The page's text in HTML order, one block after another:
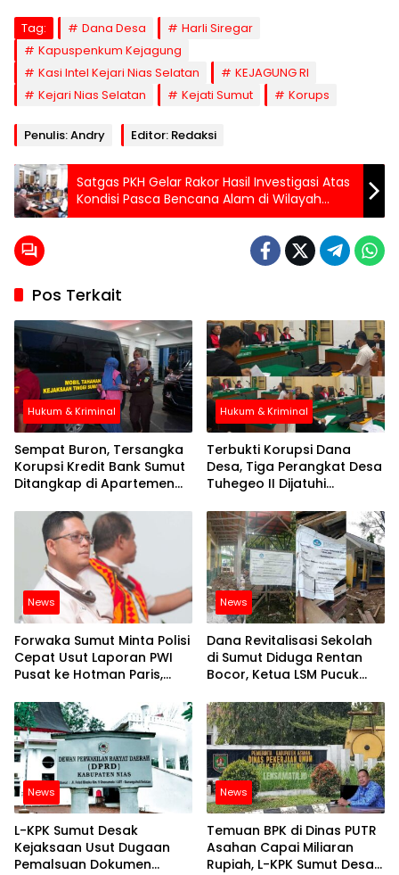
Tag: Dana Desa
Harli Siregar
Kapuspenkum Kejagung
Kasi Intel Kejari Nias Selatan
KEJAGUNG RI
Kejari Nias Selatan
Kejati Sumut Korups
Penulis: Andry Editor: Redaksi
Satgas PKH Gelar Rakor Hasil Investigasi Atas
Kondisi Pasca Bencana Alam di Wilayah
Sumut, Aceh dan Sumbar
Pos Terkait
Hukum & Kriminal
Sempat Buron, Tersangka
Korupsi Kredit Bank Sumut
Ditangkap di Apartemen
Hukum & Kriminal
Terbukti Korupsi Dana
Desa, Tiga Perangkat Desa
Tuhegeo II Dijatuhi
News
Forwaka Sumut Minta Polisi
Cepat Usut Laporan PWI
Pusat ke Hotman Paris,
Profesi Jurnalis
News
Dana Revitalisasi Sekolah
di Sumut Diduga Rentan
Bocor, Ketua LSM Pucuk
Lapor ke APH
News
L-KPK Sumut Desak
Kejaksaan Usut Dugaan
Pemalsuan Dokumen
News
Temuan BPK di Dinas PUTR
Asahan Capai Miliaran
Rupiah, L-KPK Sumut Desak